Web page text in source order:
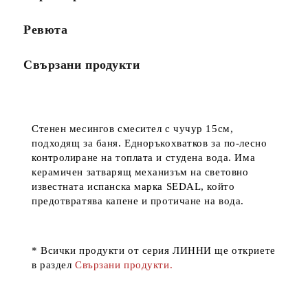
Ревюта
Свързани продукти
Стенен месингов смесител с чучур 15см,
подходящ за баня. Едноръкохватков за по-лесно
контролиране на топлата и студена вода. Има
керамичен затварящ механизъм на световно
известната испанска марка SEDAL, който
предотвратява капене и протичане на вода.
* Всички продукти от серия ЛИННИ ще откриете
в раздел Свързани продукти.